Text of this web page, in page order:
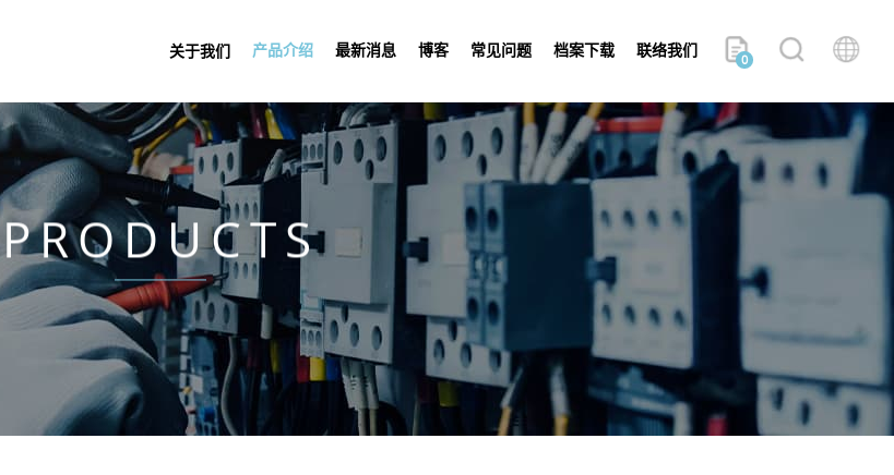
关于我们 产品介绍 最新消息 博客 常见问题 档案下载 联络我们 0
PRODUCTS